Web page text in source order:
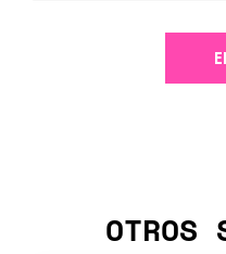
OTROS